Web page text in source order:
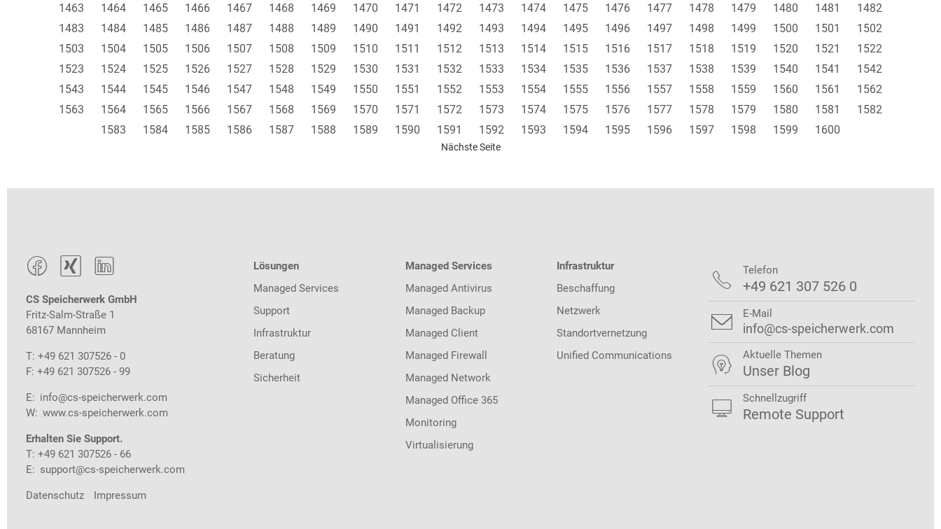
1463
1464 1465 1466 1467 1468 1469 1470 1471 1472 1473 1474 1475 1476 1477 1478 1479 1480 1481
1482
1483
1484 1485 1486 1487 1488 1489 1490 1491 1492 1493 1494 1495 1496 1497 1498 1499 1500 1501
1502
1503
1504 1505 1506 1507 1508 1509 1510 1511 1512 1513 1514 1515 1516 1517 1518 1519 1520 1521
1522
1523
1524 1525 1526 1527 1528 1529 1530 1531 1532 1533 1534 1535 1536 1537 1538 1539 1540 1541
1542
1543
1544 1545 1546 1547 1548 1549 1550 1551 1552 1553 1554 1555 1556 1557 1558 1559 1560 1561
1562
1563
1564 1565 1566 1567 1568 1569 1570 1571 1572 1573 1574 1575 1576 1577 1578 1579 1580 1581
1582
1583
1584 1585 1586 1587 1588 1589 1590 1591 1592 1593 1594 1595 1596 1597 1598 1599 1600
Nächste Seite
  
CS Speicherwerk GmbH
Fritz-Salm-Straße 1
68167 Mannheim
T: +49 621 307526 - 0
F: +49 621 307526 - 99
E: info@cs-speicherwerk.com
W: www.cs-speicherwerk.com
Erhalten Sie Support.
T: +49 621 307526 - 66
E: support@cs-speicherwerk.com
Datenschutz Impressum
Lösungen
Managed Services
Support
Infrastruktur
Beratung
Sicherheit
Managed Services
Managed Antivirus
Managed Backup
Managed Client
Managed Firewall
Managed Network
Managed Office 365
Monitoring
Virtualisierung
Infrastruktur
Beschaffung
Netzwerk
Standortvernetzung
Unified Communications
 Telefon
+49 621 307 526 0
 E-Mail
info@cs-speicherwerk.com
 Aktuelle Themen
Unser Blog
 Schnellzugriff
Remote Support